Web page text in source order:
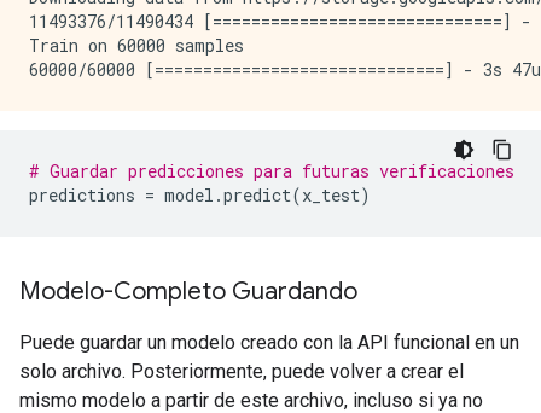
11493376/11490434
Train on 60000 samples
# Guardar predicciones para futuras verificaciones
predictions = model .predict(x_test)
Modelo-Completo Guardando
Puede guardar un modelo creado con la API funcional en un
solo archivo. Posteriormente, puede volver a crear el
mismo modelo a partir de este archivo, incluso si ya no